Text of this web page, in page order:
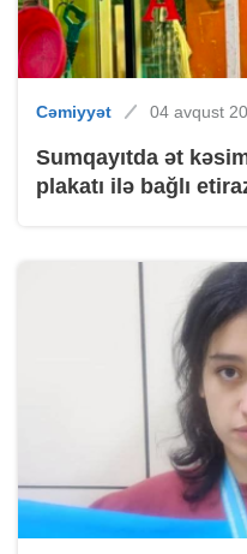
Cəmiyyət 04 avqust
Sumqayıtda ət
plakatı ilə bağlı